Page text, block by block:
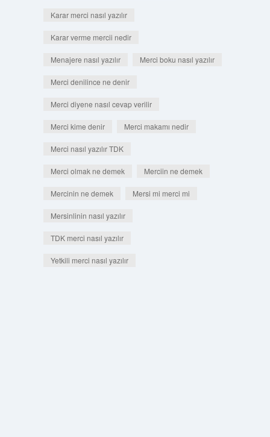
Karar merci nasıl yazılır
Karar verme mercii nedir
Menajere nasıl yazılır Merci boku nasıl yazılır
Merci denilince ne denir
Merci diyene nasıl cevap verilir
Merci kime denir Merci makamı nedir
Merci nasıl yazılır TDK
Merci olmak ne demek Merciin ne demek
Mercinin ne demek Mersi mi merci mi
Mersinlinin nasıl yazılır
TDK merci nasıl yazılır
Yetkili merci nasıl yazılır